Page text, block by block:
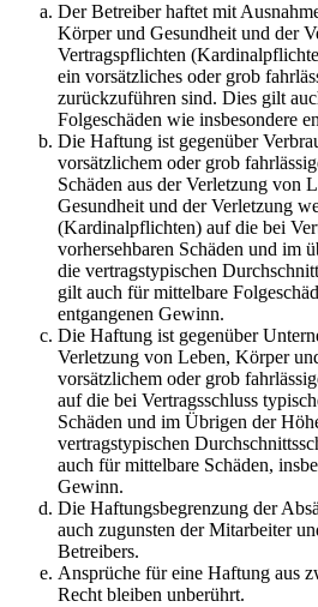
Der Betreiber haftet mit
Körper und Gesundheit und der
Vertragspflichten
ein vorsätzliches oder grob
zurückzuführen sind. Dies gilt
Folgeschäden wie insbesondere
Die Haftung ist gegenüber
vorsätzlichem oder grob
Schäden aus der Verletzung von
Gesundheit und der Verletzung
(Kardinalpflichten) auf die bei
vorhersehbaren Schäden und im
die vertragstypischen
gilt auch für mittelbare
entgangenen Gewinn.
Die Haftung ist gegenüber
Verletzung von Leben, Körper
vorsätzlichem oder grob
auf die bei Vertragsschluss
Schäden und im Übrigen der
vertragstypischen
auch für mittelbare Schäden,
Gewinn.
Die Haftungsbegrenzung der
auch zugunsten der Mitarbeiter
Betreibers.
Ansprüche für eine Haftung aus
Recht bleiben unberührt.